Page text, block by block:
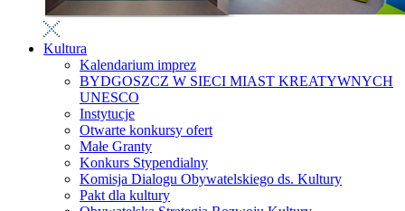
Kultura
Kalendarium imprez
BYDGOSZCZ W SIECI MIAST KREATYWNYCH
UNESCO
Instytucje
Otwarte konkursy ofert
Małe Granty
Konkurs Stypendialny
Komisja Dialogu Obywatelskiego ds. Kultury
Pakt dla kultury